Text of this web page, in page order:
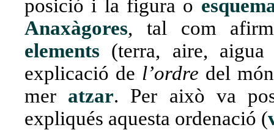
posició i la figura o
Anaxàgores, tal com
elements (terra, aire,
explicació de l’ordre del
mer atzar. Per això va
expliqués aquesta ordenació (